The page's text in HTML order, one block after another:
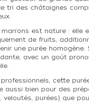
le tri des châtaignes
marrons est nature : elle
de fruits,
une purée homogène.
avec un goût
cette
aussi bien pour des
veloutés, purées) que